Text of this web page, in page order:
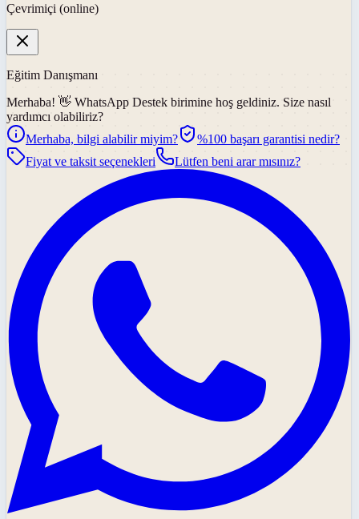
Çevrimiçi (online)
Eğitim Danışmanı
Merhaba! 👋 WhatsApp Destek birimine hoş geldiniz. Size nasıl
yardımcı olabiliriz?
Merhaba, bilgi alabilir miyim?
%100 başarı garantisi nedir?
Fiyat ve taksit seçenekleri
Lütfen beni arar mısınız?